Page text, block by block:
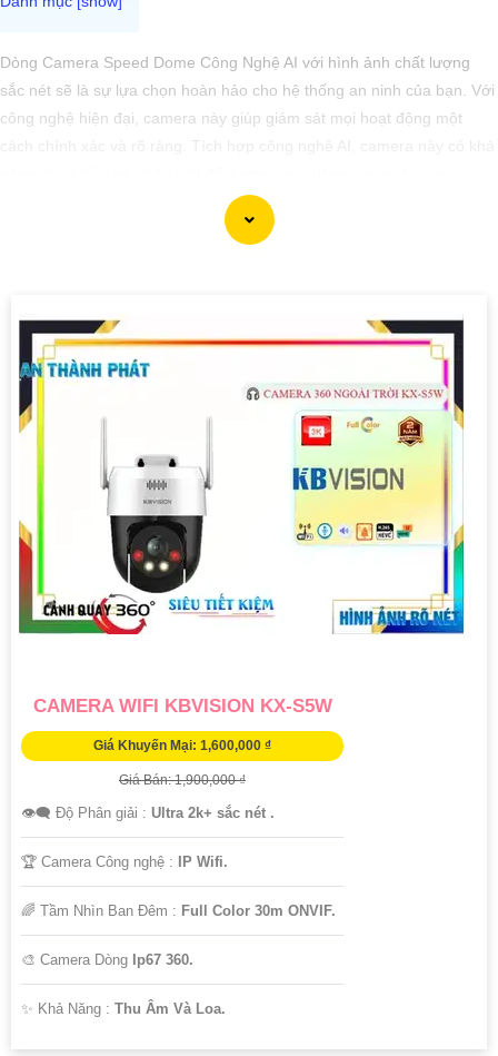
Dòng Camera Speed Dome Công Nghệ AI với hình ảnh chất lượng
sắc nét sẽ là sự lựa chọn hoàn hảo cho hệ thống an ninh của bạn. Với
công nghệ hiện đại, camera này giúp giám sát mọi hoạt động một
Hãy chọn Camera Speed Dome Công Nghệ AI để
CAMERA WIFI KBVISION KX-S5W
Giá Khuyến Mại: 1,600,000 ₫
Giá Bán: 1,900,000 ₫
👁️‍🗨 Độ Phân giải : Ultra 2k+ sắc nét .
🏆 Camera Công nghệ : IP Wifi.
🌈 Tầm Nhìn Ban Đêm : Full Color 30m ONVIF.
🎨 Camera Dòng Ip67 360.
️✨ Khả Năng : Thu Âm Và Loa.